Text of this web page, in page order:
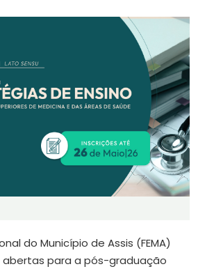
do Município de Assis (FEMA)
para a pós-graduação